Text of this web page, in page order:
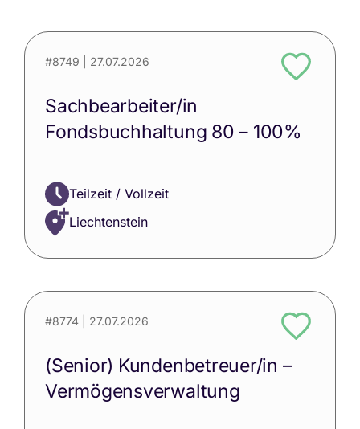
#8749 | 27.07.2026
Sachbearbeiter/in
Fondsbuchhaltung 80 – 100%
Teilzeit / Vollzeit
Liechtenstein
#8774 | 27.07.2026
(Senior) Kundenbetreuer/in –
Vermögensverwaltung